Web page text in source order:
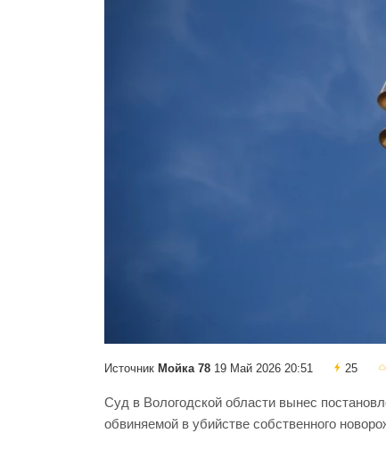
Источник Мойка 78 19 Май 2026 20:51 25
Суд в Вологодской области вынес
обвиняемой в убийстве собственного